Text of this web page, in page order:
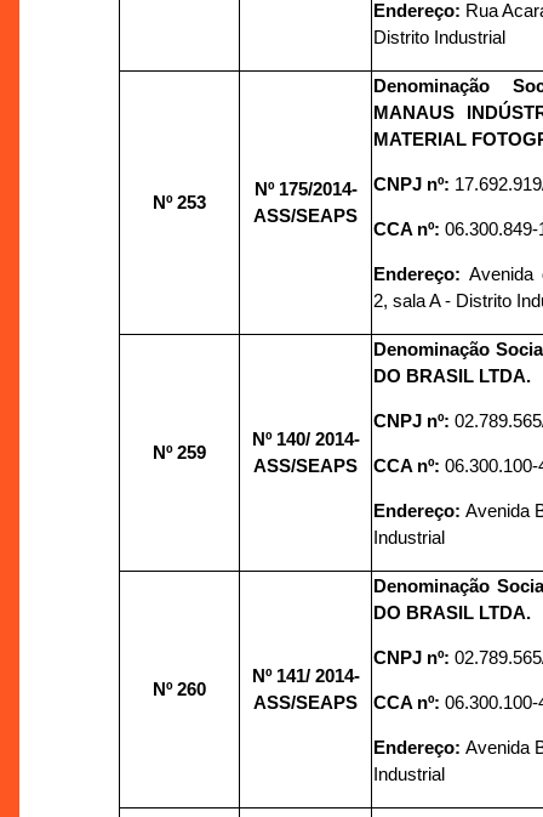
Endereço: Rua
Distrito Industrial
Nº 253
Nº 175/2014-
ASS/SEAPS
Denominação
MANAUS
MATERIAL
CNPJ nº:
CCA nº:
Endereço:Avenida
2, sala A - Distrito
Nº 259
Nº 140/ 2014-
ASS/SEAPS
Denominação
DO BRASIL LTDA.
CNPJ nº:
CCA nº:06.300.100-
Endereço:Avenida
Industrial
Nº 260
Nº 141/ 2014-
ASS/SEAPS
Denominação
DO BRASIL LTDA.
CNPJ nº:
CCA nº:06.300.100-
Endereço:Avenida
Industrial